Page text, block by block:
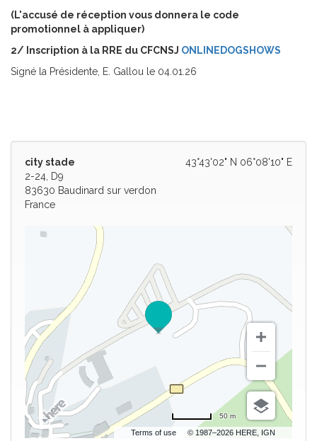
(L'accusé de réception vous donnera le code
promotionnel à appliquer)
2/ Inscription à la RRE du CFCNSJ ONLINEDOGSHOWS
Signé la Présidente, E. Gallou le 04.01.26
43°43'02" N 06°08'10" E
city stade
2-24, D9
83630 Baudinard sur verdon
France
Terms of use © 1987–2026 HERE, IGN
50 m